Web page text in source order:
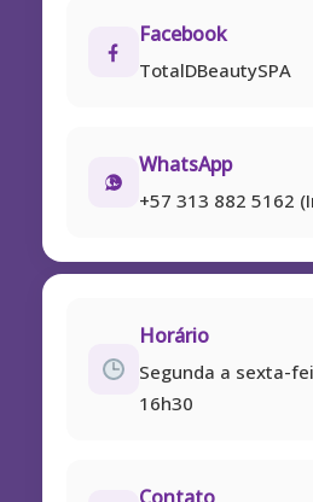
Facebook
TotalDBeautySPA
WhatsApp
+57 313 882 5162
Horário
Segunda a sexta-
16h30